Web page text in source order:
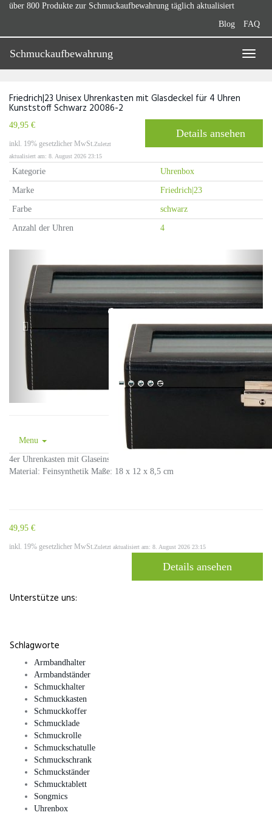
Skipüber 800 Produkte zur Schmuckaufbewahrung täglich aktualisiert
Blog
FAQ
Toggle
Schmuckaufbewahrung
Friedrich|23 Unisex Uhrenkasten mit Glasdeckel für 4 Uhren
Kunststoff Schwarz 20086-2
49,95 €
inkl. 19% gesetzlicher MwSt.Zuletzt
aktualisiert am: 8. August 2026 23:15
Details ansehen
Kategorie Uhrenbox
Marke Friedrich|23
Farbe schwarz
Anzahl der Uhren 4
Menu
4er Uhrenkasten mit Glaseinsatz Artikel-Nr.: 20086-2 Farben: schwarz
Material: Feinsynthetik Maße: 18 x 12 x 8,5 cm
49,95 €
inkl. 19% gesetzlicher MwSt.Zuletzt aktualisiert am: 8. August 2026 23:15
Details ansehen
Unterstütze uns:
Schlagworte
Armbandhalter
Armbandständer
Schmuckhalter
Schmuckkasten
Schmuckkoffer
Schmucklade
Schmuckrolle
Schmuckschatulle
Schmuckschrank
Schmuckständer
Schmucktablett
Songmics
Uhrenbox